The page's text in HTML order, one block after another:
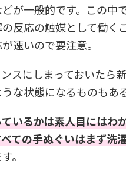
が一般的です。この中
反応の触媒として働く
速いので要注意。
スにしまっておいたら
な状態になるものもあ
いるかは素人目にはわ
ての手ぬぐいはまず洗
。